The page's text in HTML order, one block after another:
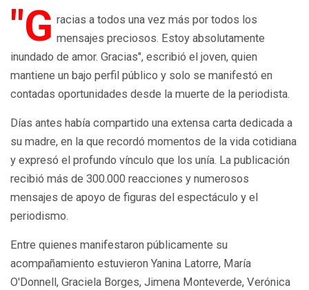
"G racias a todos una vez más por todos los
mensajes preciosos. Estoy absolutamente
inundado de amor. Gracias", escribió el joven, quien
mantiene un bajo perfil público y solo se manifestó en
contadas oportunidades desde la muerte de la periodista.
Días antes había compartido una extensa carta dedicada a
su madre, en la que recordó momentos de la vida cotidiana
y expresó el profundo vínculo que los unía. La publicación
recibió más de 300.000 reacciones y numerosos
mensajes de apoyo de figuras del espectáculo y el
periodismo.
Entre quienes manifestaron públicamente su
acompañamiento estuvieron Yanina Latorre, María
O'Donnell, Graciela Borges, Jimena Monteverde, Verónica